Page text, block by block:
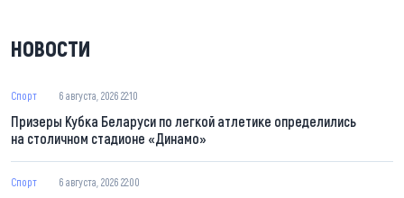
НОВОСТИ
Спорт 6 августа, 2026 22:10
Призеры Кубка Беларуси по легкой атлетике определились
на столичном стадионе «Динамо»
Спорт 6 августа, 2026 22:00